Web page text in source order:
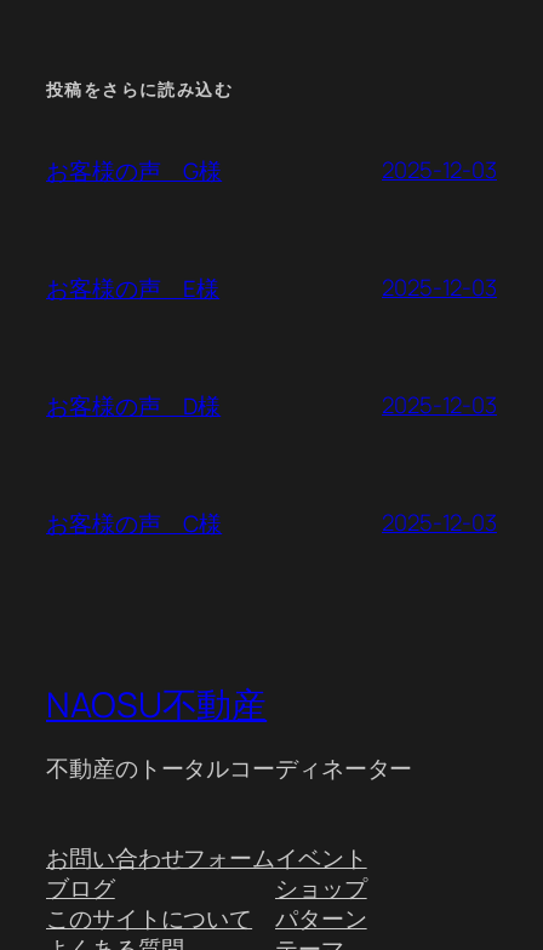
投稿をさらに読み込む
お客様の声 G様 2025-12-03
お客様の声 E様 2025-12-03
お客様の声 D様 2025-12-03
お客様の声 C様 2025-12-03
NAOSU不動産
不動産のトータルコーディネーター
お問い合わせフォーム
ブログ
このサイトについて
イベント
ショップ
パターン